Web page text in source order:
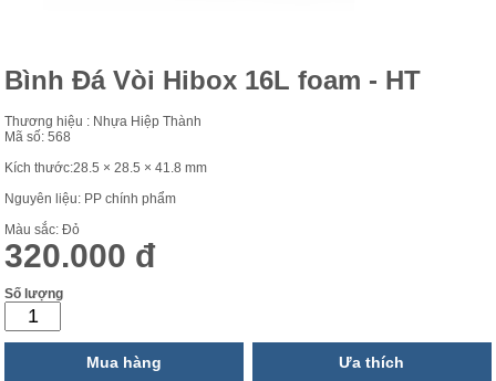
Bình Đá Vòi Hibox 16L foam - HT
Thương hiệu : Nhựa Hiệp Thành
Mã số: 568
Kích thước:28.5 × 28.5 × 41.8 mm
Nguyên liệu: PP chính phẩm
Màu sắc: Đỏ
320.000 đ
Số lượng
Mua hàng Ưa thích